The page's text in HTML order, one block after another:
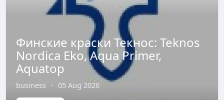
Финские краски Текнос: Teknos
Nordica Eko, Aqua Primer,
Aquatop
business · 05 Aug 2026